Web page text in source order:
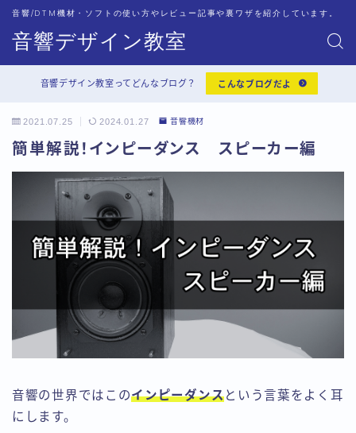
音響デザイン教室
音響/DTM機材・ソフトの使い方やレビュー記事や裏ワザを紹介しています。
音響デザイン教室ってどんなブログ？ こんなブログだよ
2021.07.25 2024.01.27 音響機材
簡単解説！インピーダンス スピーカー編
音響の世界ではこのインピーダンスという言葉をよく耳
にします。